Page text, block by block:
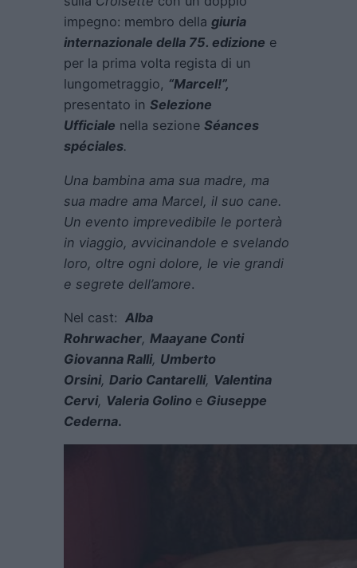
impegno: membro della giuria
internazionale della 75. edizione e
per la prima volta regista di un
lungometraggio, “Marcel!”,
presentato in Selezione
Ufficiale nella sezione Séances
spéciales.
Una bambina ama sua madre, ma
sua madre ama Marcel, il suo cane.
Un evento imprevedibile le porterà
in viaggio, avvicinandole e svelando
loro, oltre ogni dolore, le vie grandi
e segrete dell’amore.
Nel cast: Alba
Rohrwacher, Maayane Conti
Giovanna Ralli, Umberto
Orsini, Dario Cantarelli, Valentina
Cervi, Valeria Golino e Giuseppe
Cederna.